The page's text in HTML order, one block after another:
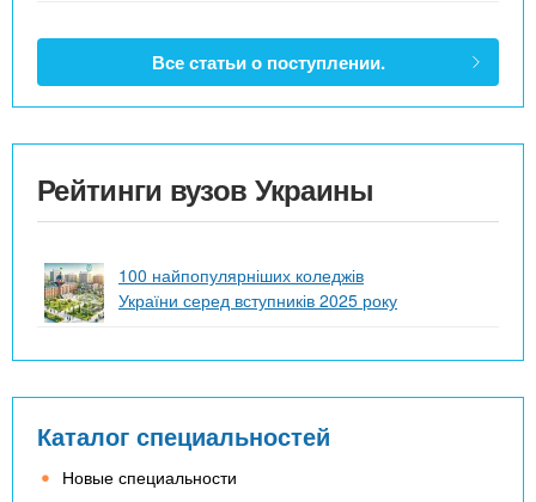
Все статьи о поступлении.
Рейтинги вузов Украины
100 найпопулярніших коледжів
України серед вступників 2025 року
Каталог специальностей
Новые специальности